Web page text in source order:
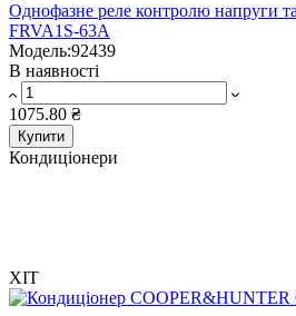
Однофазне реле контролю напруги
FRVA1S-63A
Модель:92439
В наявності
1075.80 ₴
Купити
Кондиціонери
ХІТ